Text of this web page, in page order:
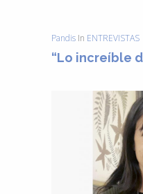
Pandis In ENTREVISTAS
“Lo increíble